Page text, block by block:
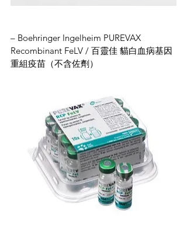
– Boehringer Ingelheim PUREVAX
Recombinant FeLV / 百靈佳 貓白血病基因
重組疫苗（不含佐劑）